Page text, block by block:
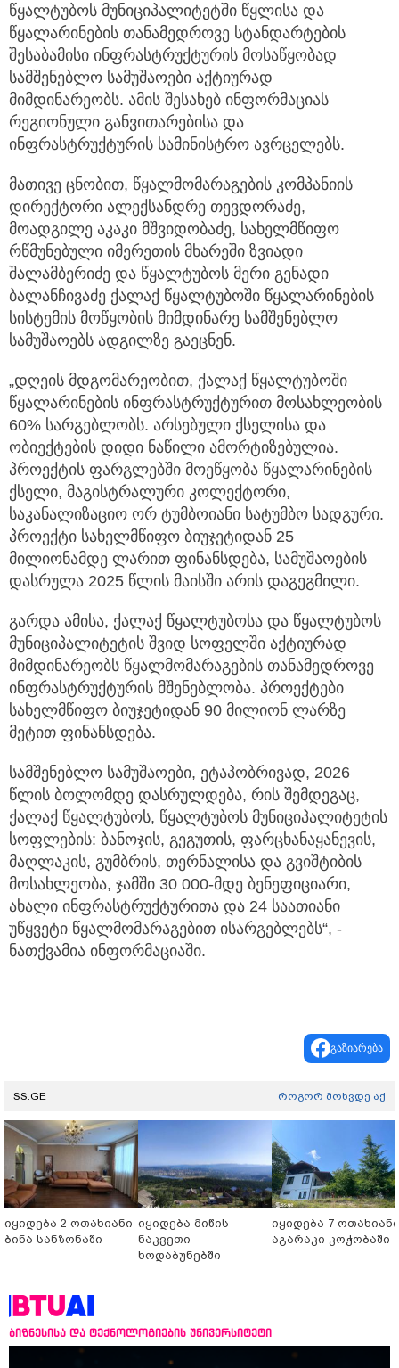
წყალტუბოს მუნიციპალიტეტში წყლისა და
წყალარინების თანამედროვე სტანდარტების
შესაბამისი ინფრასტრუქტურის მოსაწყობად
სამშენებლო სამუშაოები აქტიურად
მიმდინარეობს. ამის შესახებ ინფორმაციას
რეგიონული განვითარებისა და
ინფრასტრუქტურის სამინისტრო ავრცელებს.
მათივე ცნობით, წყალმომარაგების კომპანიის
დირექტორი ალექსანდრე თევდორაძე,
მოადგილე აკაკი მშვიდობაძე, სახელმწიფო
რწმუნებული იმერეთის მხარეში ზვიადი
შალამბერიძე და წყალტუბოს მერი გენადი
ბალანჩივაძე ქალაქ წყალტუბოში წყალარინების
სისტემის მოწყობის მიმდინარე სამშენებლო
სამუშაოებს ადგილზე გაეცნენ.
„დღეის მდგომარეობით, ქალაქ წყალტუბოში
წყალარინების ინფრასტრუქტურით მოსახლეობის
60% სარგებლობს. არსებული ქსელისა და
ობიექტების დიდი ნაწილი ამორტიზებულია.
პროექტის ფარგლებში მოეწყობა წყალარინების
ქსელი, მაგისტრალური კოლექტორი,
საკანალიზაციო ორ ტუმბოიანი სატუმბო სადგური.
პროექტი სახელმწიფო ბიუჯეტიდან 25
მილიონამდე ლარით ფინანსდება, სამუშაოების
დასრულა 2025 წლის მაისში არის დაგეგმილი.
გარდა ამისა, ქალაქ წყალტუბოსა და წყალტუბოს
მუნიციპალიტეტის შვიდ სოფელში აქტიურად
მიმდინარეობს წყალმომარაგების თანამედროვე
ინფრასტრუქტურის მშენებლობა. პროექტები
სახელმწიფო ბიუჯეტიდან 90 მილიონ ლარზე
მეტით ფინანსდება.
სამშენებლო სამუშაოები, ეტაპობრივად, 2026
წლის ბოლომდე დასრულდება, რის შემდეგაც,
ქალაქ წყალტუბოს, წყალტუბოს მუნიციპალიტეტის
სოფლების: ბანოჯის, გეგუთის, ფარცხანაყანევის,
მაღლაკის, გუმბრის, თერნალისა და გვიშტიბის
მოსახლეობა, ჯამში 30 000-მდე ბენეფიციარი,
ახალი ინფრასტრუქტურითა და 24 საათიანი
უწყვეტი წყალმომარაგებით ისარგებლებს“, -
ნათქვამია ინფორმაციაში.
გაზიარება
SS.GE როგორ მოხვდე აქ
იყიდება 2 ოთახიანი
ბინა სანზონაში
იყიდება მიწის
ნაკვეთი
ხოდაბუნებში
იყიდება 7 ოთახიანი
აგარაკი კოჭობაში
ბიზნესისა და ტექნოლოგიების უნივერსიტეტი